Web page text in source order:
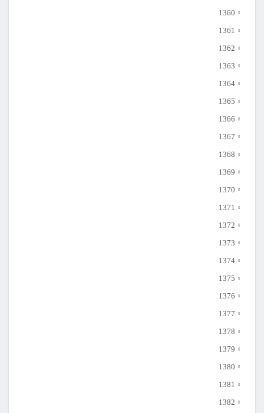
1360
1361
1362
1363
1364
1365
1366
1367
1368
1369
1370
1371
1372
1373
1374
1375
1376
1377
1378
1379
1380
1381
1382